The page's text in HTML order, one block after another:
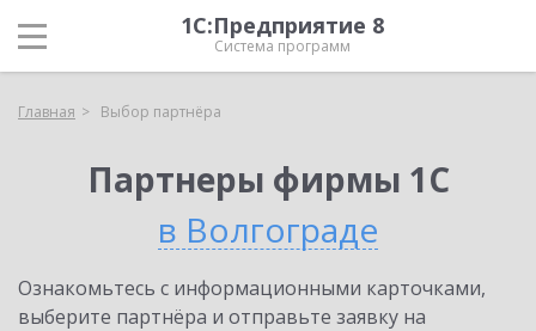
1С:Предприятие 8
Система программ
Главная Выбор партнёра
Партнеры фирмы 1С
в Волгограде
Ознакомьтесь с информационными карточками,
выберите партнёра и отправьте заявку на